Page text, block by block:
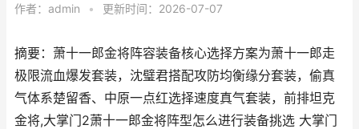
作者： admin • 更新时间：2026-07-07
摘要：萧十一郎金将阵容装备核心选择方案为萧十一郎走
极限流血爆发套装，沈璧君搭配攻防均衡缘分套装，偷真
气体系楚留香、中原一点红选择速度真气套装，前排坦克
金将,大掌门2萧十一郎金将阵型怎么进行装备挑选 大掌门